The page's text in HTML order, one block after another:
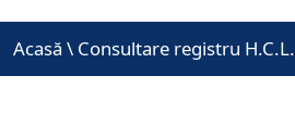
Acasă \ Consultare registru H.C.L.